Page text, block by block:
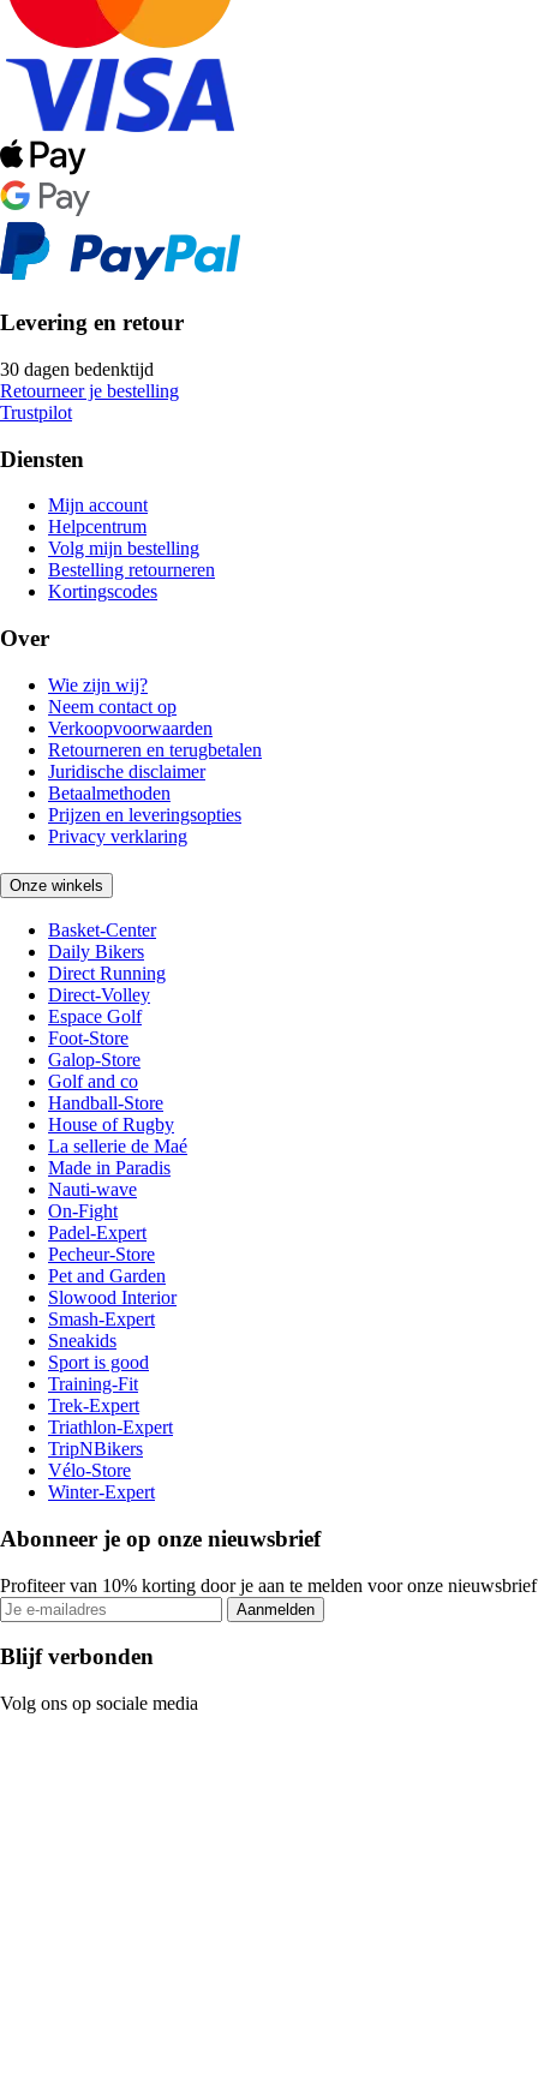
Levering en retour
30 dagen bedenktijd
Retourneer je bestelling
Trustpilot
Diensten
Mijn account
Helpcentrum
Volg mijn bestelling
Bestelling retourneren
Kortingscodes
Over
Wie zijn wij?
Neem contact op
Verkoopvoorwaarden
Retourneren en terugbetalen
Juridische disclaimer
Betaalmethoden
Prijzen en leveringsopties
Privacy verklaring
Onze winkels
Basket-Center
Daily Bikers
Direct Running
Direct-Volley
Espace Golf
Foot-Store
Galop-Store
Golf and co
Handball-Store
House of Rugby
La sellerie de Maé
Made in Paradis
Nauti-wave
On-Fight
Padel-Expert
Pecheur-Store
Pet and Garden
Slowood Interior
Smash-Expert
Sneakids
Sport is good
Training-Fit
Trek-Expert
Triathlon-Expert
TripNBikers
Vélo-Store
Winter-Expert
Abonneer je op onze nieuwsbrief
Profiteer van 10% korting door je aan te melden voor onze nieuwsbrief
Aanmelden
Blijf verbonden
Volg ons op sociale media